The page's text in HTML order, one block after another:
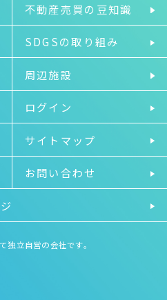
不動産売買の豆知識
SDGSの取り組み
周辺施設
ログイン
サイトマップ
お問い合わせ
独立自営の会社です。